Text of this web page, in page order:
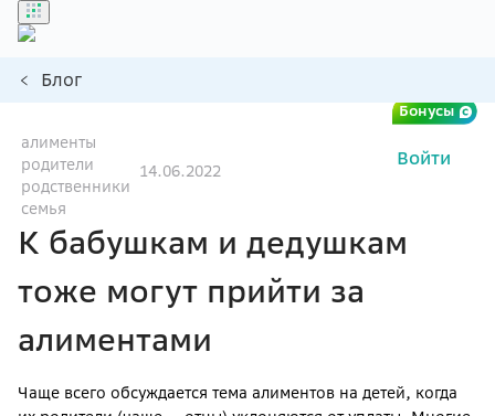
Бонусы
Войти
Блог
алименты
родители
родственники
семья
14.06.2022
К бабушкам и дедушкам
тоже могут прийти за
алиментами
Чаще всего обсуждается тема алиментов на детей, когда